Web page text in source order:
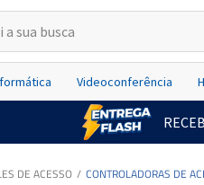
Videoconferência
DE ACESSO CONTROLADORAS DE